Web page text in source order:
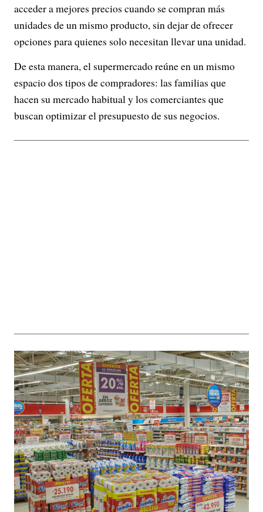
acceder a mejores precios cuando se compran más
unidades de un mismo producto, sin dejar de ofrecer
opciones para quienes solo necesitan llevar una unidad.
De esta manera, el supermercado reúne en un mismo
espacio dos tipos de compradores: las familias que
hacen su mercado habitual y los comerciantes que
buscan optimizar el presupuesto de sus negocios.